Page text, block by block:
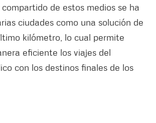
de estos medios se ha
ciudades como una solución de
kilómetro, lo cual permite
eficiente los viajes del
con los destinos finales de los